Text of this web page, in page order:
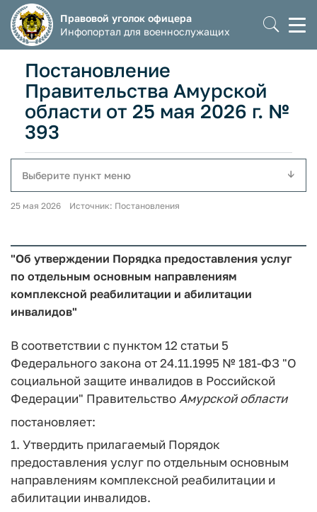
Правовой уголок офицера
Инфопортал для военнослужащих
Постановление
Правительства Амурской
области от 25 мая 2026 г. №
393
Выберите пункт меню
25 мая 2026 Источник: Постановления
"Об утверждении Порядка предоставления услуг
по отдельным основным направлениям
комплексной реабилитации и абилитации
инвалидов"
В соответствии с пунктом 12 статьи 5
Федерального закона от 24.11.1995 № 181-ФЗ "О
социальной защите инвалидов в Российской
Федерации" Правительство Амурской области
постановляет:
1. Утвердить прилагаемый Порядок
предоставления услуг по отдельным основным
направлениям комплексной реабилитации и
абилитации инвалидов.